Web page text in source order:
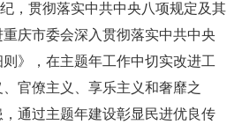
，贯彻落实中共中央八项规定及其
庆市委会深入贯彻落实中共中央
》，在主题年工作中切实改进工
官僚主义、享乐主义和奢靡之
通过主题年建设彰显民进优良传